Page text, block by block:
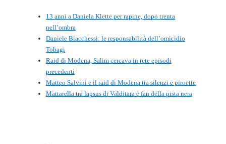
13 anni a Daniela Klette per rapine, dopo trenta
nell’ombra
Daniele Biacchessi: le responsabilità dell’omicidio
Tobagi
Raid di Modena, Salim cercava in rete episodi
precedenti
Matteo Salvini e il raid di Modena tra silenzi e piroette
Mattarella tra lapsus di Valditara e fan della pista nera